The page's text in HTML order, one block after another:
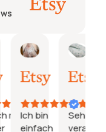
15.
Juli
Ich bin
einfach
03.
Juli
Sehr gut